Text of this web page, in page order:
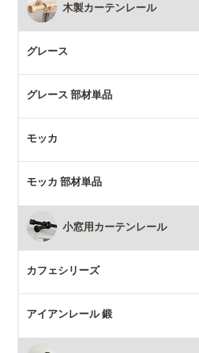
木製カーテンレール
グレース
グレース 部材単品
モッカ
モッカ 部材単品
小窓用カーテンレール
カフェシリーズ
アイアンレール 鍛